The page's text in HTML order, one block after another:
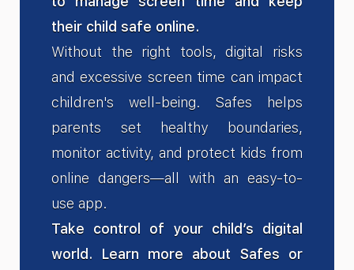
their child safe online.
Without the right tools, digital risks
and excessive screen time can impact
children's well-being. Safes helps
parents set healthy boundaries,
monitor activity, and protect kids from
online dangers—all with an easy-to-
use app.
Take control of your child’s digital
world. Learn more about Safes or